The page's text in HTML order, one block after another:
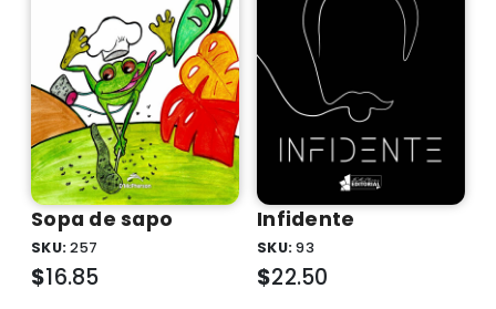
Sopa de sapo
SKU:257
$16.85
Infidente
SKU:93
$22.50